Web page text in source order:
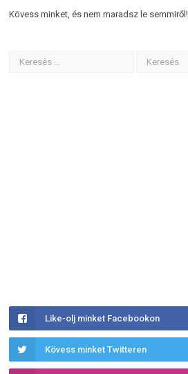
Kövess minket, és nem maradsz le semmiről!
Like-olj minket Facebookon
Kövess minket Twitteren